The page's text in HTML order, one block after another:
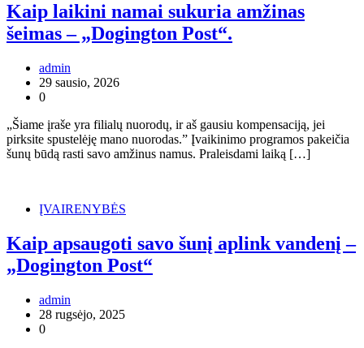
Kaip laikini namai sukuria amžinas
šeimas – „Dogington Post“.
admin
29 sausio, 2026
0
„Šiame įraše yra filialų nuorodų, ir aš gausiu kompensaciją, jei
pirksite spustelėję mano nuorodas.” Įvaikinimo programos pakeičia
šunų būdą rasti savo amžinus namus. Praleisdami laiką […]
ĮVAIRENYBĖS
Kaip apsaugoti savo šunį aplink vandenį –
„Dogington Post“
admin
28 rugsėjo, 2025
0